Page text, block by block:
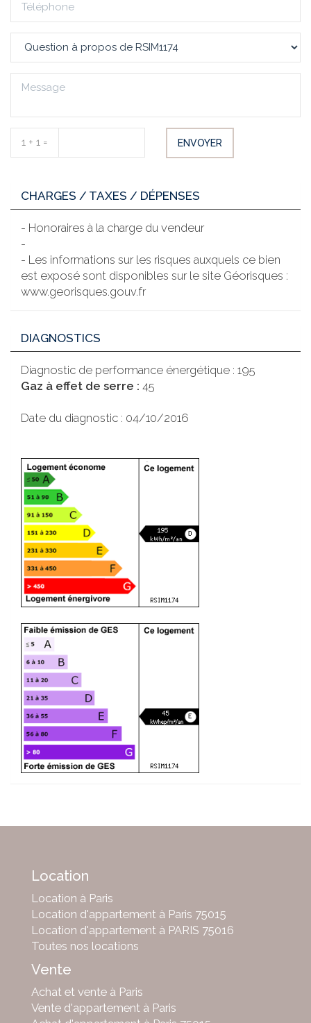
1 + 1 = ENVOYER
CHARGES / TAXES / DÉPENSES
- Honoraires à la charge du vendeur
-
- Les informations sur les risques auxquels ce bien
est exposé sont disponibles sur le site Géorisques :
www.georisques.gouv.fr
DIAGNOSTICS
Diagnostic de performance énergétique : 195
Gaz à effet de serre : 45
Date du diagnostic : 04/10/2016
Location
Location à Paris
Location d'appartement à Paris 75015
Location d'appartement à PARIS 75016
Toutes nos locations
Vente
Achat et vente à Paris
Vente d'appartement à Paris